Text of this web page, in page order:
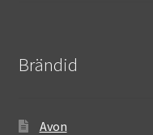
Brändid
Avon